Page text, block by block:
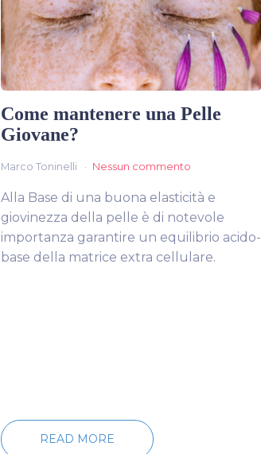
Come mantenere una Pelle
Giovane?
Marco Toninelli Nessun commento
Alla Base di una buona elasticità e
giovinezza della pelle è di notevole
importanza garantire un equilibrio acido-
base della matrice extra cellulare.
READ MORE